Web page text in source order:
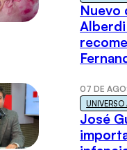
Nuevo
07 DE
UNIVERSO
José